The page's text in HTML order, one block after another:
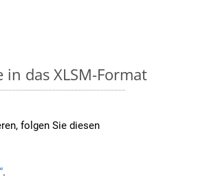
das XLSM-Format
folgen Sie diesen
.